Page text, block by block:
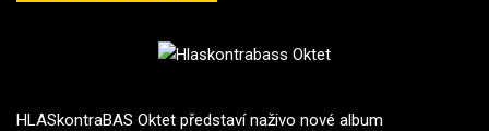
HLASkontraBAS Oktet představí naživo nové album